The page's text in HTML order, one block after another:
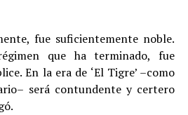
fue suficientemente noble.
que ha terminado, fue
En la era de ‘El Tigre’ –como
será contundente y certero